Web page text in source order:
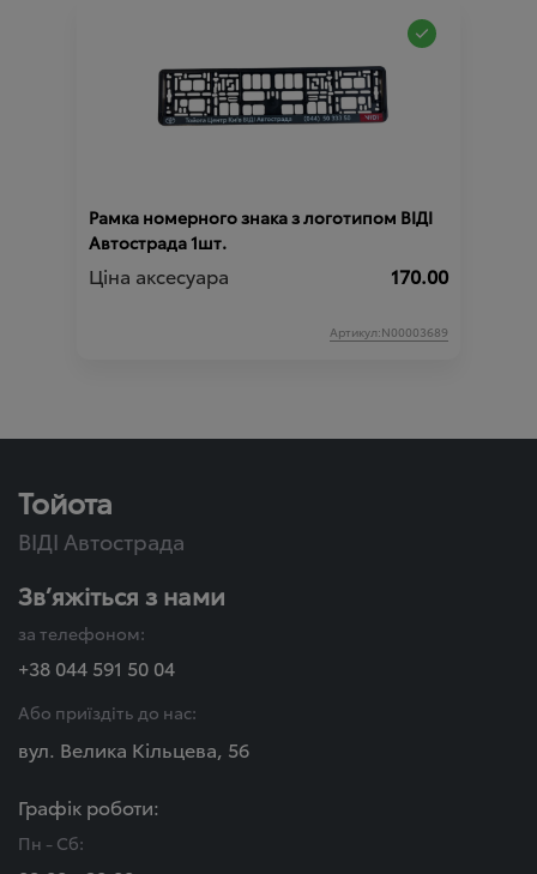
Рамка номерного знака з логотипом ВІДІ
Автострада 1шт.
Ціна аксесуара 170.00
Артикул:N00003689
Тойота
ВІДІ Автострада
Зв’яжіться з нами
за телефоном:
+38 044 591 50 04
Або приїздіть до нас:
вул. Велика Кільцева, 56
Графік роботи:
Пн - Сб: